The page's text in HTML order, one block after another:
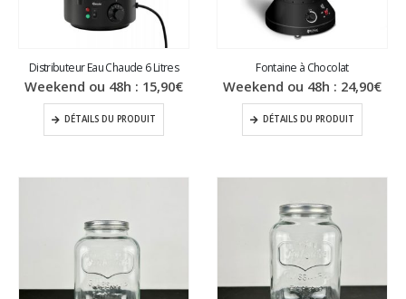
Distributeur Eau Chaude 6 Litres
Weekend ou 48h : 15,90€
DÉTAILS DU PRODUIT
Fontaine à Chocolat
Weekend ou 48h : 24,90€
DÉTAILS DU PRODUIT